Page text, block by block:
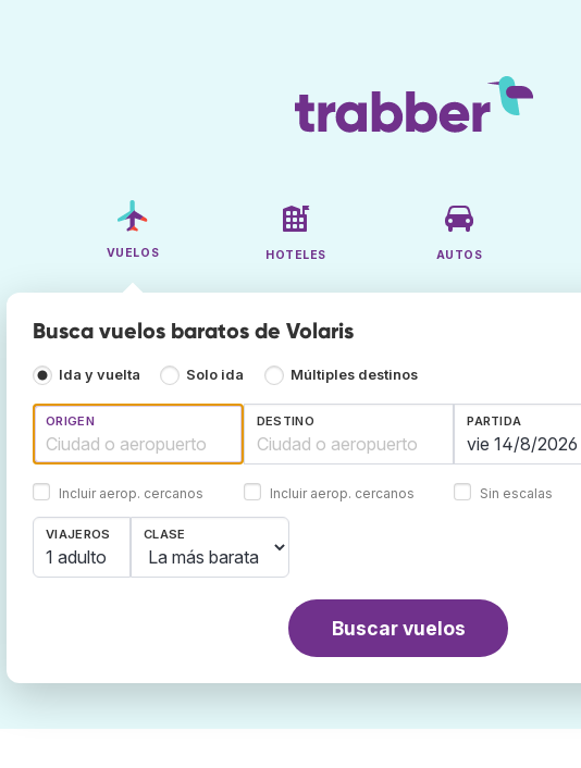
VUELOS HOTELES AUTOS
Busca vuelos baratos de Volaris
Ida y vuelta Solo ida Múltiples destinos
ORIGEN
Incluir aerop. cercanos
DESTINO
Incluir aerop. cercanos
PARTIDA
Sin escalas
VIAJEROS
1 adulto
CLASE
Buscar vuelos